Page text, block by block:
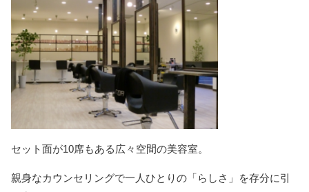
セット面が10席もある広々空間の美容室。
親身なカウンセリングで一人ひとりの「らしさ」を存分に引